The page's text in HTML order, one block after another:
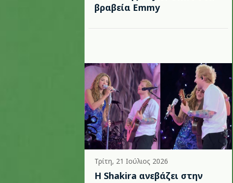
βραβεία Emmy
Τρίτη, 21 Ιούλιος 2026
Η Shakira ανεβάζει στην